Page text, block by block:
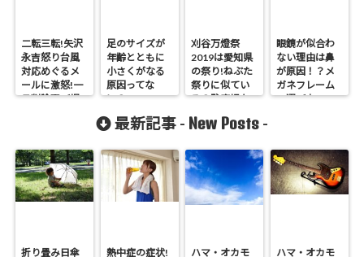
二転三転!矢沢
永吉怒り台風
対応めぐるメ
ールに激怒!一
旦削除再び掲
足のサイズが
年齢とともに
小さくがなる
原因ってな
に？
刈谷万燈祭
2019は愛知県
の祭り!ねぶた
祭りに似てい
る？駐車場な
眼鏡が似合わ
ない理由は鼻
が原因！？メ
ガネフレーム
の選び方
最新記事 - New Posts -
折り畳み日傘
熱中症の症状!
ハマ・オカモ
ハマ・オカモ